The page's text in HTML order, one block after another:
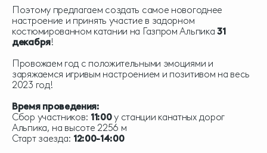
Поэтому предлагаем создать самое новогоднее
настроение и принять участие в задорном
костюмированном катании на Газпром Альпика31
декабря!
Провожаем год с положительными эмоциями и
заряжаемся игривым настроением и позитивом на весь
2023 год!
Время проведения:
Сбор участников: 11:00у станции канатных дорог
Альпика, на высоте 2256 м
Старт заезда: 12:00-14:00